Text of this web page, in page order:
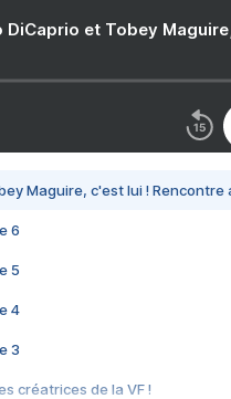
DiCaprio et Tobey
Maguire, c'est lui ! Rencontre
6
5
4
3
créatrices de la VF !